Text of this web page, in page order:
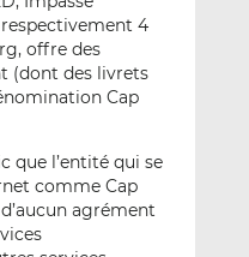
4
offre des
(dont des livrets
Cap
que l’entité qui se
comme Cap
agrément